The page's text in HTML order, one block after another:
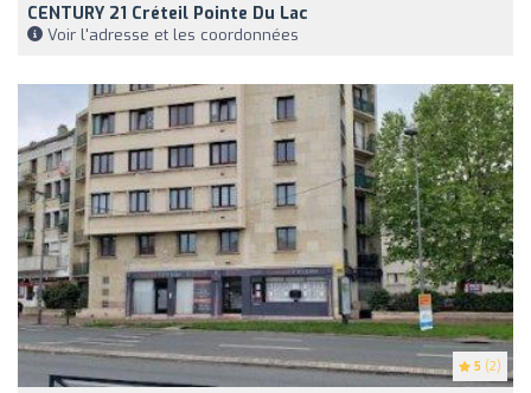
CENTURY 21 Créteil Pointe Du Lac
Voir l'adresse et les coordonnées
5 (2)